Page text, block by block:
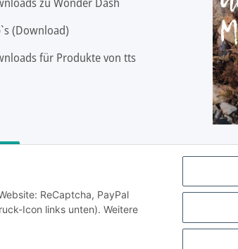
ReCaptcha, PayPal
Icon links unten). Weitere
(Download)
für Produkte von tts